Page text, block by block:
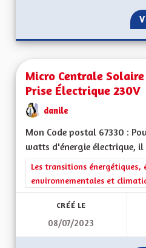
Micro Centrale
Prise Électrique 230V
danile
Mon Code postal 67330 :
watts d'énergie électrique, il
Filtrer les résultats de la
Les transitions énergétiques,
environnementales et
CRÉÉ LE
08/07/2023